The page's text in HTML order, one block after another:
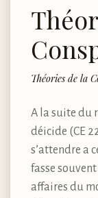
Théories de la
A la suite du
déicide (CE
s’attendre a
fasse
affaires du